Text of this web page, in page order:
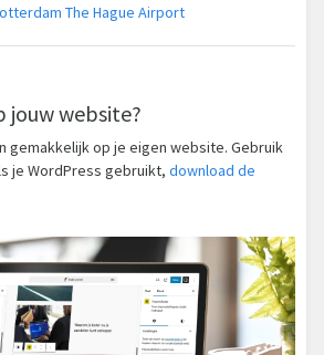
The Hague Airport
jouw website?
gemakkelijk op je eigen website. Gebruik
je WordPress gebruikt, download de